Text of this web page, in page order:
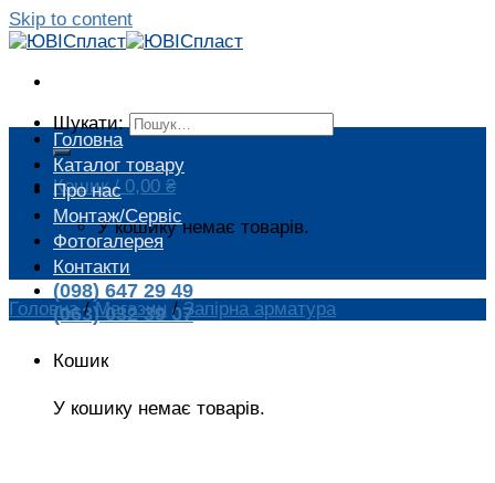
Skip to content
Шукати:
Кошик / 0,00 ₴
У кошику немає товарів.
(098) 647 29 49
(063) 032 39 07
Кошик
У кошику немає товарів.
Головна
Каталог товару
Про нас
Монтаж/Сервіс
Фотогалерея
Контакти
Головна / Магазин / Запірна арматура